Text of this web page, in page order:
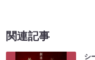
関連記事
シ